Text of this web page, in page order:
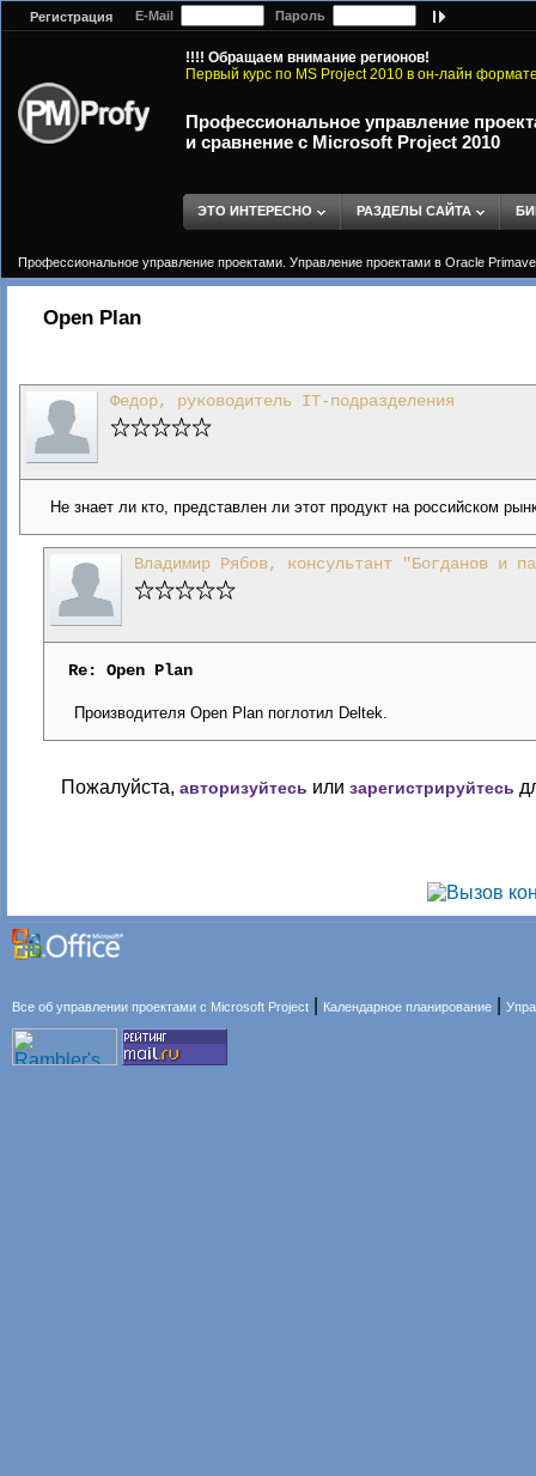
Регистрация E-Mail Пароль
!!!! Обращаем внимание регионов!
Первый курс по MS Project 2010 в он-лайн
Профессиональное управление
и сравнение с Microsoft Project 2010
ЭТО ИНТЕРЕСНО РАЗДЕЛЫ САЙТА
Профессиональное управление проектами. Управление проектами в Oracle
Open Plan
Федор, руководитель IT-подразделения
Не знает ли кто, представлен ли этот продукт на российском
Владимир Рябов, консультант "Богданов и
Re: Open Plan
Производителя Open Plan поглотил Deltek.
Пожалуйста,авторизуйтесь илизарегистрируйтесь
Все об управлении проектами с Microsoft Project Календарное планирование